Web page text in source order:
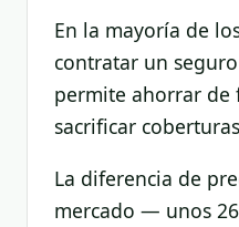
En la mayoría de
contratar un
permite ahorrar de
sacrificar
La diferencia de
mercado — unos